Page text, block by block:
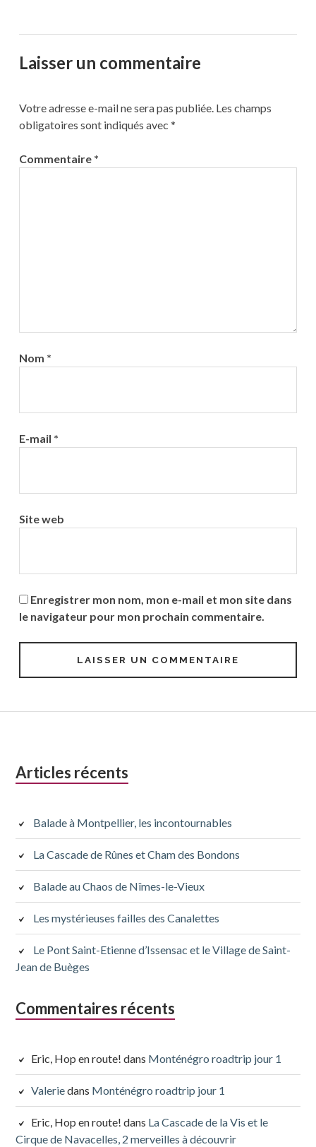
Laisser un commentaire
Votre adresse e-mail ne sera pas publiée. Les champs
obligatoires sont indiqués avec *
Commentaire *
Nom *
E-mail *
Site web
Enregistrer mon nom, mon e-mail et mon site dans
le navigateur pour mon prochain commentaire.
Colonne
subsidiaire
Articles récents
Balade à Montpellier, les incontournables
La Cascade de Rûnes et Cham des Bondons
Balade au Chaos de Nîmes-le-Vieux
Les mystérieuses failles des Canalettes
Le Pont Saint-Etienne d’Issensac et le Village de Saint-
Jean de Buèges
Commentaires récents
Eric, Hop en route! dans Monténégro roadtrip jour 1
Valeriedans Monténégro roadtrip jour 1
Eric, Hop en route! dans La Cascade de la Vis et le
Cirque de Navacelles, 2 merveilles à découvrir